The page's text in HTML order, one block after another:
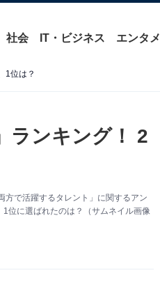
社会 IT・ビジネス エンタメ
1位は？
ランキング！ 2
で活躍するタレント」に関するアン
位に選ばれたのは？（サムネイル画像